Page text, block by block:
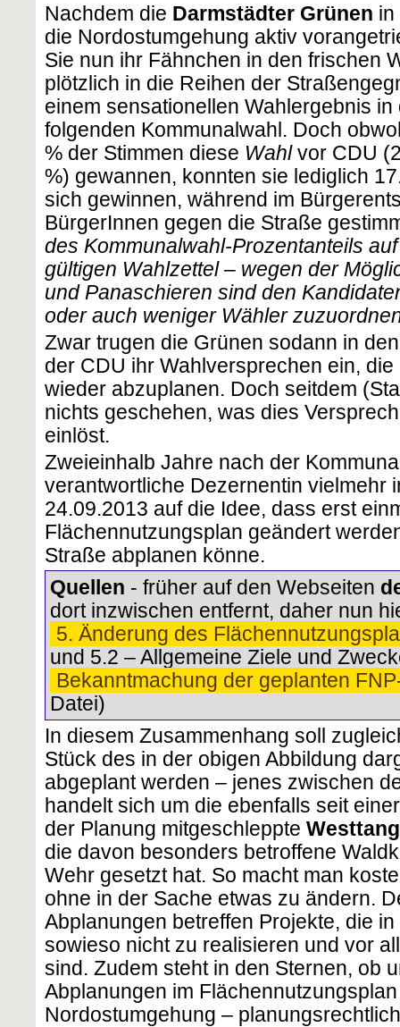
Nachdem die Darmstädter Grünen in
die Nordostumgehung aktiv
Sie nun ihr Fähnchen in den frischen
plötzlich in die Reihen der
einem sensationellen Wahlergebnis
folgenden Kommunalwahl. Doch
% der Stimmen diese Wahlvor CDU
%) gewannen, konnten sie lediglich
sich gewinnen, während im
BürgerInnen gegen die Straße
des Kommunalwahl-Prozentanteils
gültigen Wahlzettel – wegen der
und Panaschieren sind den
oder auch weniger Wähler
Zwar trugen die Grünen sodann in
der CDU ihr Wahlversprechen ein,
wieder abzuplanen. Doch seitdem
nichts geschehen, was dies
einlöst.
Zweieinhalb Jahre nach der
verantwortliche Dezernentin vielmehr
24.09.2013 auf die Idee, dass erst
Flächennutzungsplan geändert
Straße abplanen könne.
Quellen - früher auf den Webseiten
dort inzwischen entfernt, daher nun
5. Änderung des
und 5.2 – Allgemeine Ziele und
Bekanntmachung der geplanten
Datei)
In diesem Zusammenhang soll
Stück des in der obigen Abbildung
abgeplant werden – jenes zwischen
handelt sich um die ebenfalls seit
der Planung mitgeschleppte
die davon besonders betroffene
Wehr gesetzt hat. So macht man
ohne in der Sache etwas zu ändern.
Abplanungen betreffen Projekte, die
sowieso nicht zu realisieren und vor
sind. Zudem steht in den Sternen, ob
Abplanungen im
Nordostumgehung –